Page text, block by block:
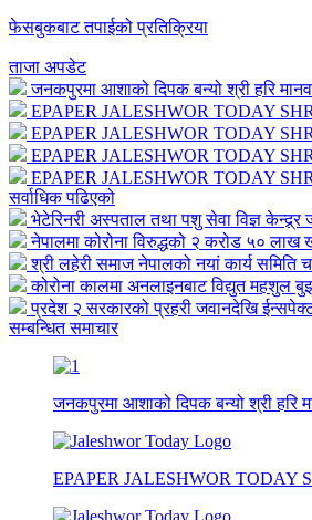
फेसबुकबाट तपाईको प्रतिक्रिया
ताजा अपडेट
जनकपुरमा आशाको दिपक बन्यो श्री हरि
EPAPER JALESHWOR TODAY
EPAPER JALESHWOR TODAY
EPAPER JALESHWOR TODAY
EPAPER JALESHWOR TODAY
सर्वाधिक पढिएको
भेटेरिनरी अस्पताल तथा पशु सेवा विज्ञ
नेपालमा कोरोना विरुद्धको २ करोड ५० लाख
श्री लहेरी समाज नेपालको नयां कार्य समिति
कोरोना कालमा अनलाइनबाट विद्युत महशुल
प्रदेश २ सरकारको प्रहरी जवानदेखि
सम्बन्धित समाचार
जनकपुरमा आशाको दिपक बन्यो श्री हरि
EPAPER JALESHWOR TODAY